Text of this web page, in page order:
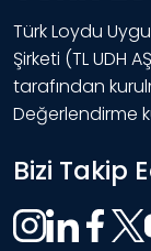
Türk Loydu
Şirketi (TL UDH
tarafından
Değerlendirme
Bizi Takip